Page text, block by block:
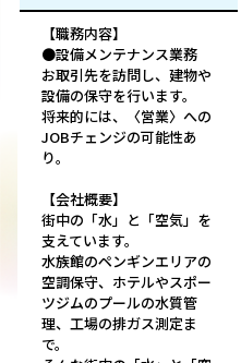
【職務内容】
●設備メンテナンス業務
お取引先を訪問し、建物や
設備の保守を行います。
将来的には、〈営業〉への
JOBチェンジの可能性あ
り。
【会社概要】
街中の「水」と「空気」を
支えています。
水族館のペンギンエリアの
空調保守、ホテルやスポー
ツジムのプールの水質管
理、工場の排ガス測定ま
で。